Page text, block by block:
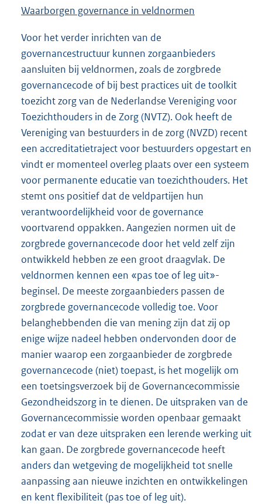
Waarborgen governance in veldnormen
Voor het verder inrichten van de
governancestructuur kunnen zorgaanbieders
aansluiten bij veldnormen, zoals de zorgbrede
governancecode of bij best practices uit de toolkit
toezicht zorg van de Nederlandse Vereniging voor
Toezichthouders in de Zorg (NVTZ). Ook heeft de
Vereniging van bestuurders in de zorg (NVZD) recent
een accreditatietraject voor bestuurders opgestart en
vindt er momenteel overleg plaats over een systeem
voor permanente educatie van toezichthouders. Het
stemt ons positief dat de veldpartijen hun
verantwoordelijkheid voor de governance
voortvarend oppakken. Aangezien normen uit de
zorgbrede governancecode door het veld zelf zijn
ontwikkeld hebben ze een groot draagvlak. De
veldnormen kennen een «pas toe of leg uit»-
beginsel. De meeste zorgaanbieders passen de
zorgbrede governancecode volledig toe. Voor
belanghebbenden die van mening zijn dat zij op
enige wijze nadeel hebben ondervonden door de
manier waarop een zorgaanbieder de zorgbrede
governancecode (niet) toepast, is het mogelijk om
een toetsingsverzoek bij de Governancecommissie
Gezondheidszorg in te dienen. De uitspraken van de
Governancecommissie worden openbaar gemaakt
zodat er van deze uitspraken een lerende werking uit
kan gaan. De zorgbrede governancecode heeft
anders dan wetgeving de mogelijkheid tot snelle
aanpassing aan nieuwe inzichten en ontwikkelingen
en kent flexibiliteit (pas toe of leg uit).